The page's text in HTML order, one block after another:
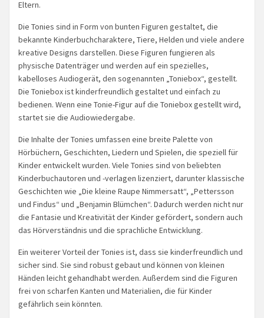
Eltern.
Die Tonies sind in Form von bunten Figuren gestaltet, die
bekannte Kinderbuchcharaktere, Tiere, Helden und viele andere
kreative Designs darstellen. Diese Figuren fungieren als
physische Datenträger und werden auf ein spezielles,
kabelloses Audiogerät, den sogenannten „Toniebox“, gestellt.
Die Toniebox ist kinderfreundlich gestaltet und einfach zu
bedienen. Wenn eine Tonie-Figur auf die Toniebox gestellt wird,
startet sie die Audiowiedergabe.
Die Inhalte der Tonies umfassen eine breite Palette von
Hörbüchern, Geschichten, Liedern und Spielen, die speziell für
Kinder entwickelt wurden. Viele Tonies sind von beliebten
Kinderbuchautoren und -verlagen lizenziert, darunter klassische
Geschichten wie „Die kleine Raupe Nimmersatt“, „Pettersson
und Findus“ und „Benjamin Blümchen“. Dadurch werden nicht nur
die Fantasie und Kreativität der Kinder gefördert, sondern auch
das Hörverständnis und die sprachliche Entwicklung.
Ein weiterer Vorteil der Tonies ist, dass sie kinderfreundlich und
sicher sind. Sie sind robust gebaut und können von kleinen
Händen leicht gehandhabt werden. Außerdem sind die Figuren
frei von scharfen Kanten und Materialien, die für Kinder
gefährlich sein könnten.